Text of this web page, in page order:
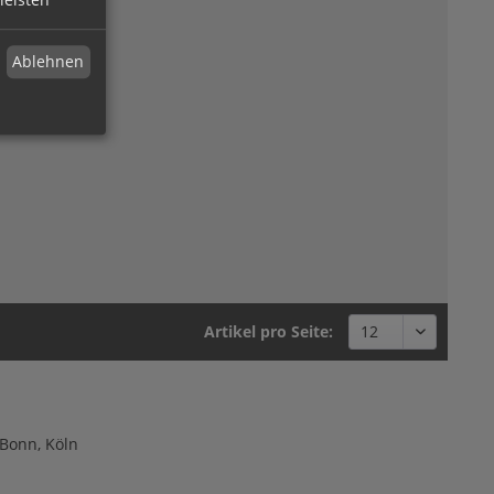
Artikel pro Seite:
Köln
Ablehnen